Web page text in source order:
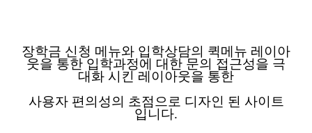
장학금 신청 메뉴와 입학상담의 퀵메뉴 레이아
웃을 통한 입학과정에 대한 문의 접근성을 극
대화 시킨 레이아웃을 통한
사용자 편의성의 초점으로 디자인 된 사이트
입니다.